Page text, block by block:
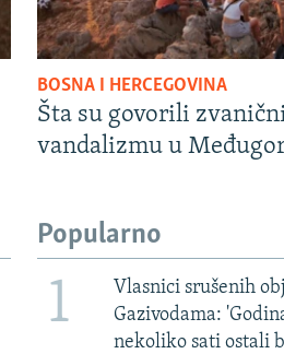
BOSNA I HERCEGOVINA
Šta su govorili
vandalizmu u
Popularno
1
Vlasnici srušenih
Gazivodama:
nekoliko sati ostali